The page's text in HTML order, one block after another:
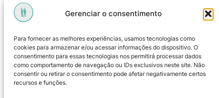
Gerenciar o consentimento
Para fornecer as melhores experiências, usamos tecnologias como
cookies para armazenar e/ou acessar informações do dispositivo. O
consentimento para essas tecnologias nos permitirá processar dados
como comportamento de navegação ou IDs exclusivos neste site. Não
consentir ou retirar o consentimento pode afetar negativamente certos
recursos e funções.
Política de Privacidade
Política de Troca e Devoluções
Política de Reembolso